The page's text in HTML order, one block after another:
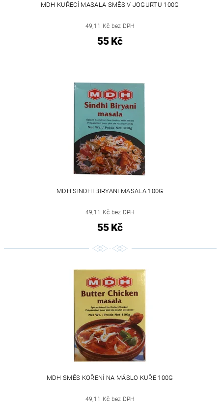
MDH KUŘECÍ MASALA SMĚS V JOGURTU 100G
49,11 Kč bez DPH
55 Kč
MDH SINDHI BIRYANI MASALA 100G
49,11 Kč bez DPH
55 Kč
MDH SMĚS KOŘENÍ NA MÁSLO KUŘE 100G
49,11 Kč bez DPH